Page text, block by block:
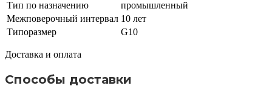
Тип по назначению
промышленный
Межповерочный интервал 10 лет
Типоразмер
G10
Доставка и оплата
Способы доставки